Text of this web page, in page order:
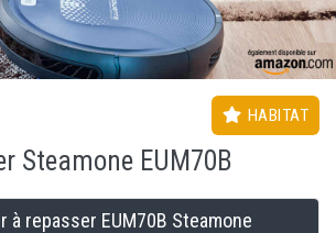
HABITAT
Steamone EUM70B
à repasser EUM70B Steamone